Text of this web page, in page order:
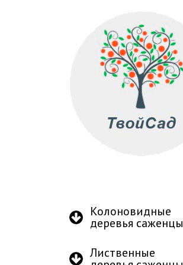
Колоновидные
деревья саженцы
Лиственные